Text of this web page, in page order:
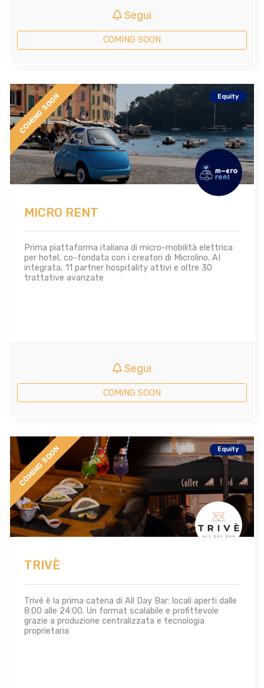
Segui
COMING SOON
COMING SOON Equity
MICRO RENT
Prima piattaforma italiana di micro-mobilità elettrica
per hotel, co-fondata con i creatori di Microlino. AI
integrata, 11 partner hospitality attivi e oltre 30
trattative avanzate
Segui
COMING SOON
COMING SOON Equity
TRIVÈ
Trivé è la prima catena di All Day Bar: locali aperti dalle
8:00 alle 24:00. Un format scalabile e profittevole
grazie a produzione centralizzata e tecnologia
proprietaria